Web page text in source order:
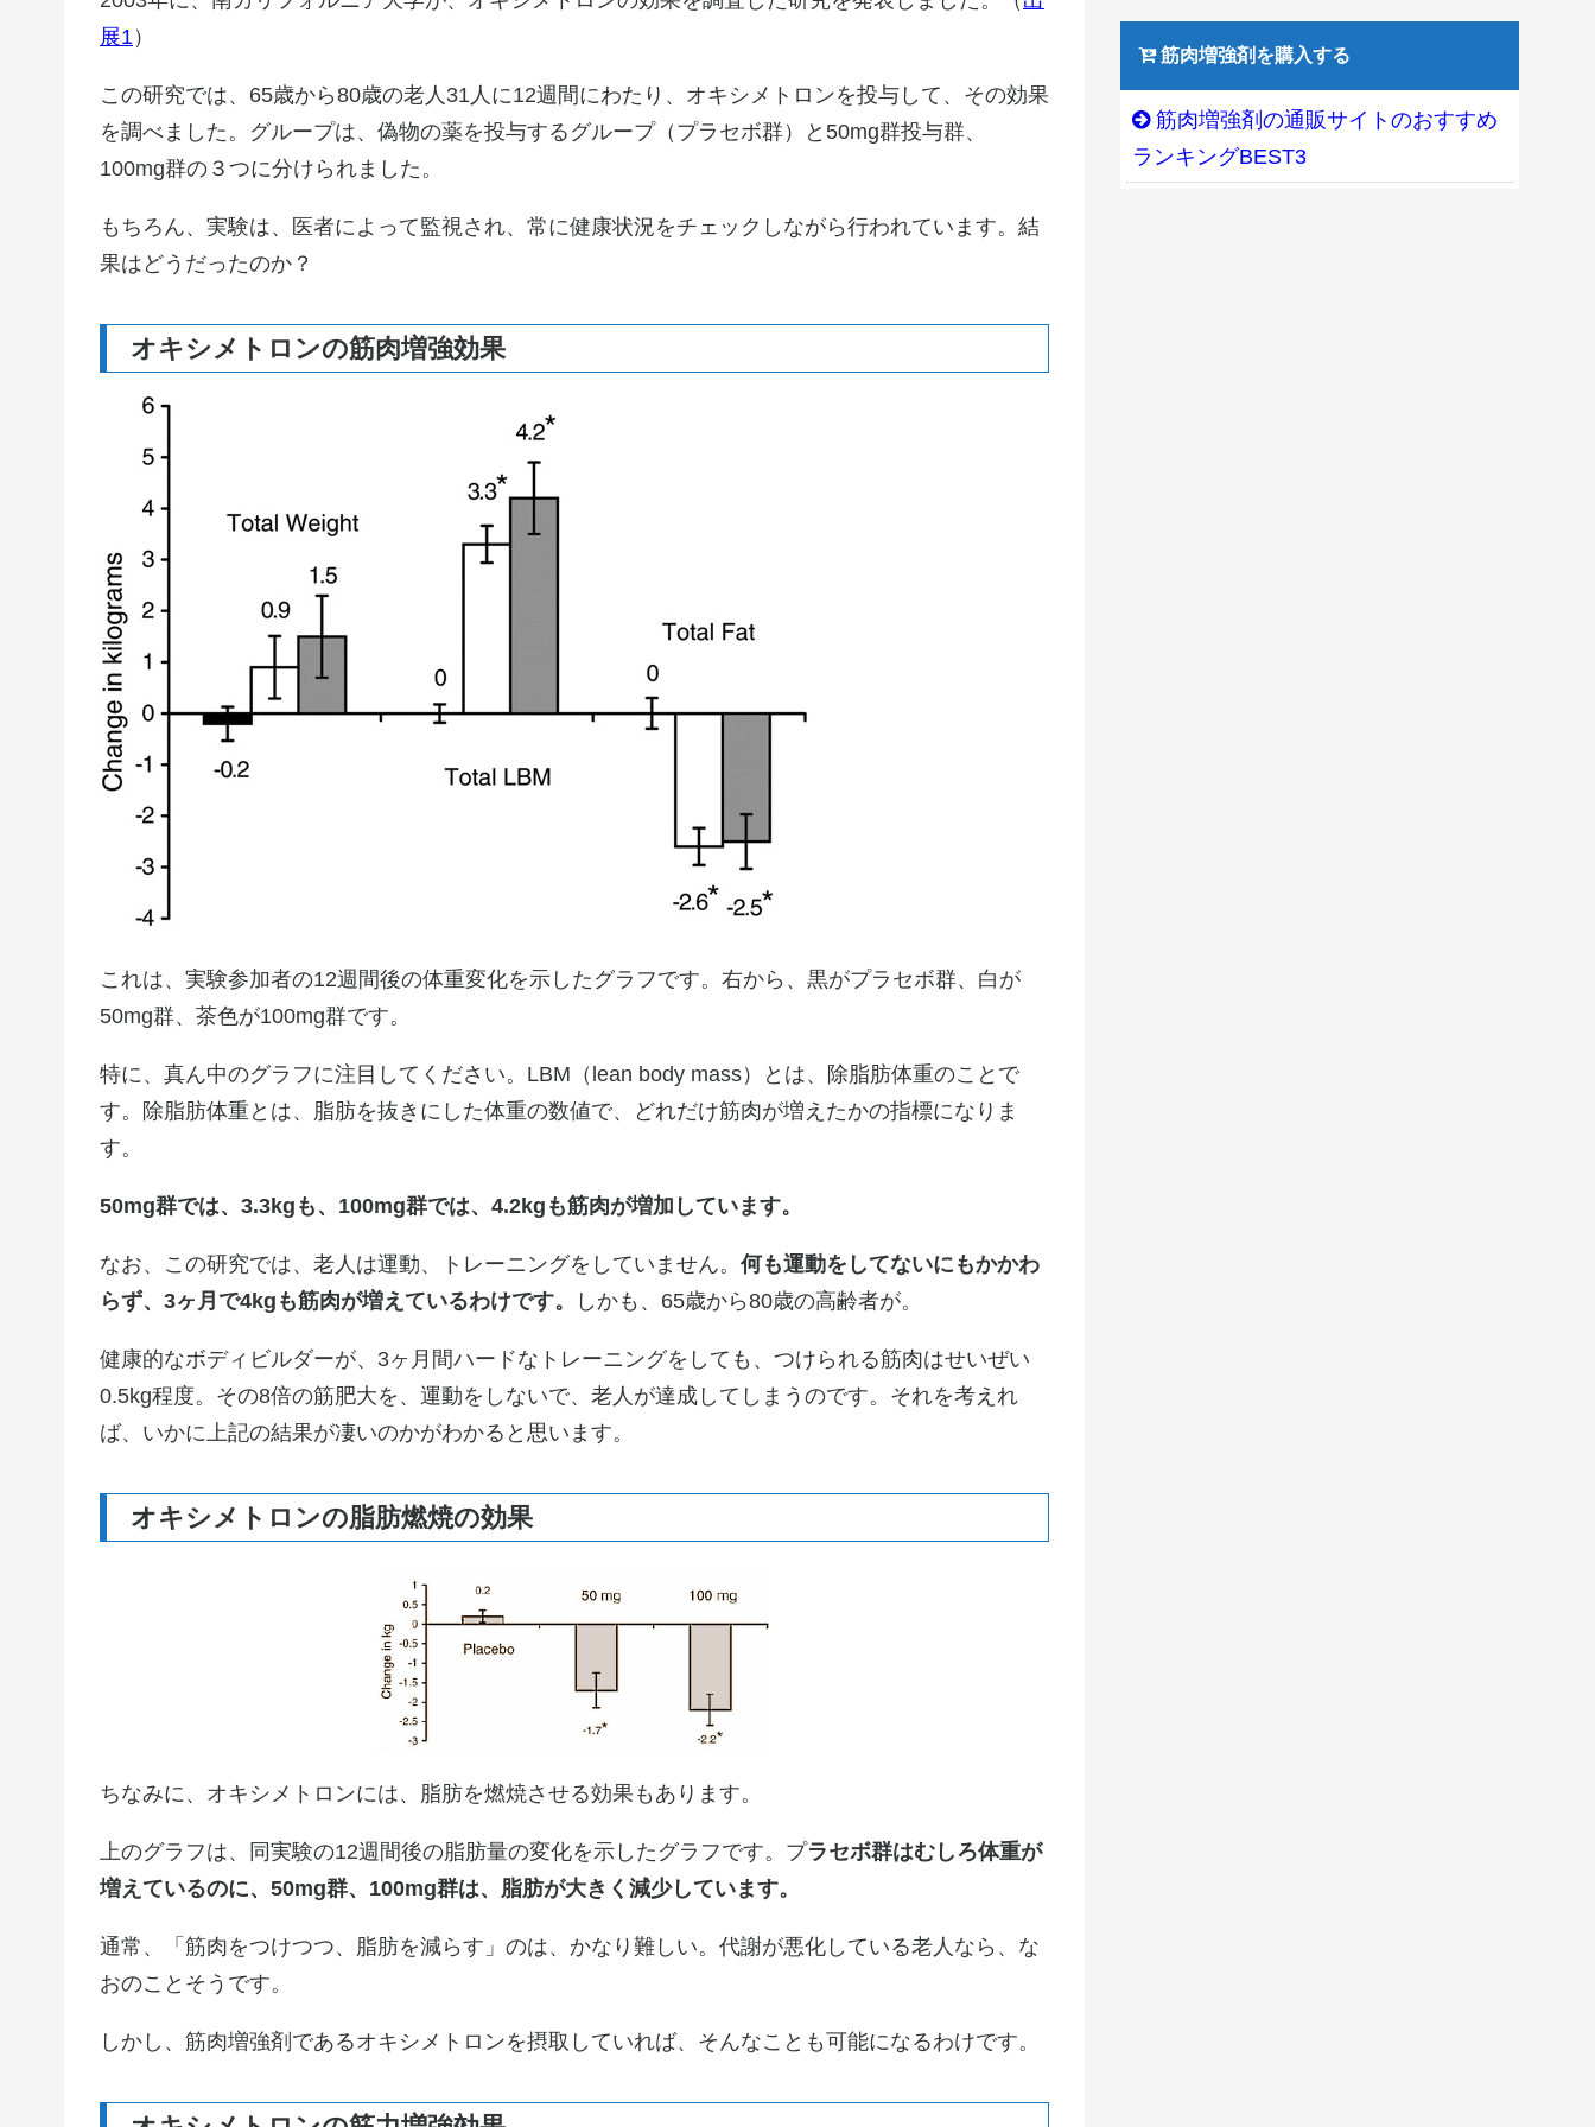
展1）
この研究では、65歳から80歳の老人31人に12週間にわたり、オキシメトロンを投与して、その効果
を調べました。グループは、偽物の薬を投与するグループ（プラセボ群）と50mg群投与群、
100mg群の３つに分けられました。
もちろん、実験は、医者によって監視され、常に健康状況をチェックしながら行われています。結
果はどうだったのか？
オキシメトロンの筋肉増強効果
これは、実験参加者の12週間後の体重変化を示したグラフです。右から、黒がプラセボ群、白が
50mg群、茶色が100mg群です。
特に、真ん中のグラフに注目してください。LBM（lean body mass）とは、除脂肪体重のことで
す。除脂肪体重とは、脂肪を抜きにした体重の数値で、どれだけ筋肉が増えたかの指標になりま
す。
50mg群では、3.3kgも、100mg群では、4.2kgも筋肉が増加しています。
なお、この研究では、老人は運動、トレーニングをしていません。 何も運動をしてないにもかかわ
らず、3ヶ月で4kgも筋肉が増えているわけです。
しかも、65歳から80歳の高齢者が。
健康的なボディビルダーが、3ヶ月間ハードなトレーニングをしても、つけられる筋肉はせいぜい
0.5kg程度。その8倍の筋肥大を、運動をしないで、老人が達成してしまうのです。それを考えれ
ば、いかに上記の結果が凄いのかがわかると思います。
オキシメトロンの脂肪燃焼の効果
ちなみに、オキシメトロンには、脂肪を燃焼させる効果もあります。
上のグラフは、同実験の12週間後の脂肪量の変化を示したグラフです。プラセボ群はむしろ体重が
増えているのに、50mg群、100mg群は、脂肪が大きく減少しています。
通常、「筋肉をつけつつ、脂肪を減らす」のは、かなり難しい。代謝が悪化している老人なら、な
おのことそうです。
しかし、筋肉増強剤であるオキシメトロンを摂取していれば、そんなことも可能になるわけです。
筋肉増強剤を購入する
筋肉増強剤の通販サイトのおすすめ
ランキングBEST3